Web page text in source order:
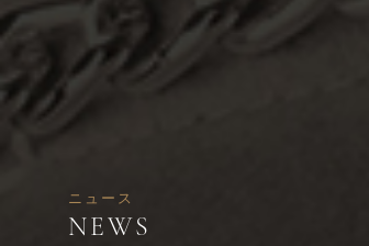
ニュース